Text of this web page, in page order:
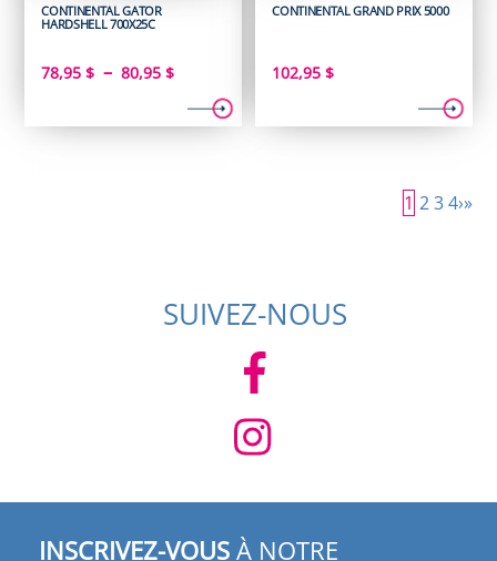
CONTINENTAL GATOR
HARDSHELL 700X25C
78,95$ – 80,95$Plage
prix :
CONTINENTAL GRAND PRIX 5000
102,95$
1 2 3 4›»
SUIVEZ-NOUS
INSCRIVEZ-VOUS À NOTRE